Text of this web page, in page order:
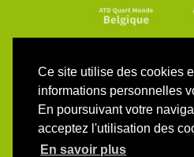
Ce site utilise des cookies
informations personnelles
En poursuivant votre
acceptez l'utilisation des
En savoir plus